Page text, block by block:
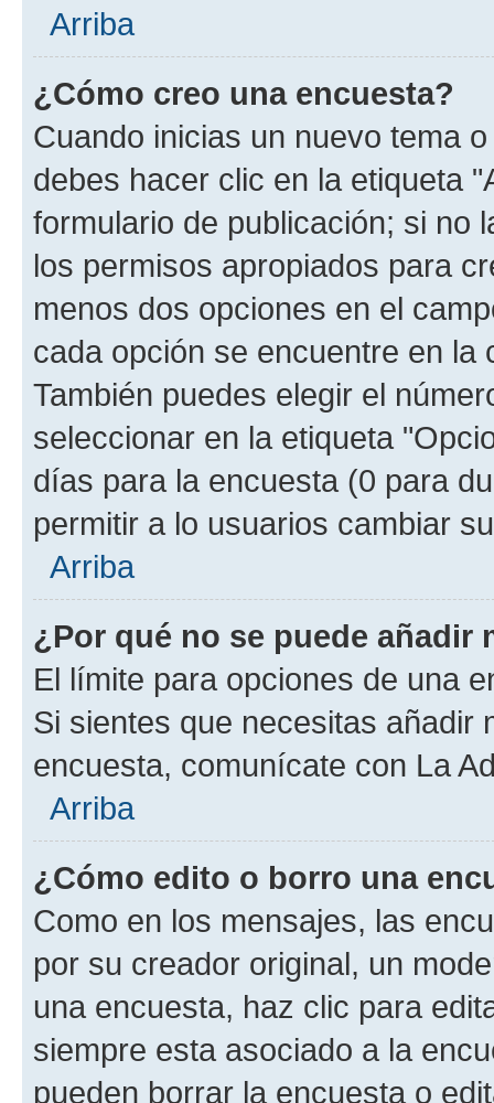
Arriba
¿Cómo creo una encuesta?
Cuando inicias un nuevo tema
debes hacer clic en la etiqueta
formulario de publicación; si no
los permisos apropiados para
menos dos opciones en el
cada opción se encuentre en
También puedes elegir el
seleccionar en la etiqueta
días para la encuesta (0 para
permitir a lo usuarios cambiar
Arriba
¿Por qué no se puede añadir
El límite para opciones de una
Si sientes que necesitas añadir
encuesta, comunícate con La
Arriba
¿Cómo edito o borro una
Como en los mensajes, las
por su creador original, un
una encuesta, haz clic para
siempre esta asociado a la
pueden borrar la encuesta o